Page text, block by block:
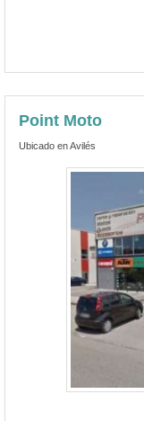
Point Moto
Ubicado en Avilés